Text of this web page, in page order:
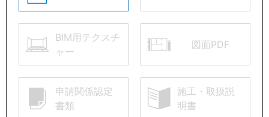
BIM用テクスチ
ャー
図面PDF
申請関係認定
書類
施工・取扱説
明書